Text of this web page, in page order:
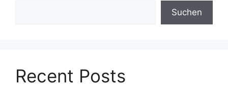
Suchen
Recent Posts